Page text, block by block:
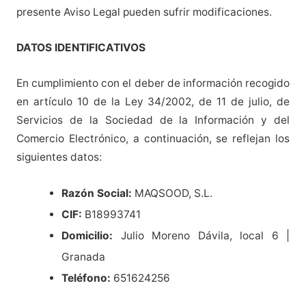
presente Aviso Legal pueden sufrir modificaciones.
DATOS IDENTIFICATIVOS
En cumplimiento con el deber de información recogido
en artículo 10 de la Ley 34/2002, de 11 de julio, de
Servicios de la Sociedad de la Información y del
Comercio Electrónico, a continuación, se reflejan los
siguientes datos:
Razón Social: MAQSOOD, S.L.
CIF: B18993741
Domicilio: Julio Moreno Dávila, local 6 |
Granada
Teléfono: 651624256